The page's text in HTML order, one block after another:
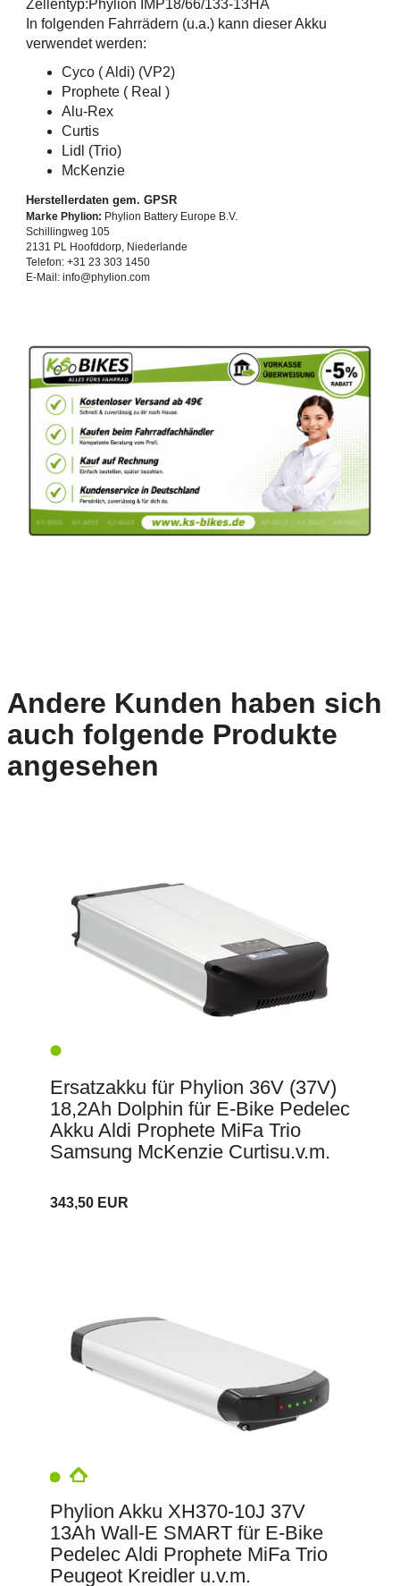
Zellentyp:Phylion IMP18/66/133-13HA
In folgenden Fahrrädern (u.a.) kann dieser Akku
verwendet werden:
Cyco ( Aldi) (VP2)
Prophete ( Real )
Alu-Rex
Curtis
Lidl (Trio)
McKenzie
Herstellerdaten gem. GPSR
Marke Phylion: Phylion Battery Europe B.V.
Schillingweg 105
2131 PL Hoofddorp, Niederlande
Telefon: +31 23 303 1450
E-Mail: info@phylion.com
Andere Kunden haben sich
auch folgende Produkte
angesehen
Ersatzakku für Phylion 36V (37V)
18,2Ah Dolphin für E-Bike Pedelec
Akku Aldi Prophete MiFa Trio
Samsung McKenzie Curtisu.v.m.
343,50 EUR
Phylion Akku XH370-10J 37V
13Ah Wall-E SMART für E-Bike
Pedelec Aldi Prophete MiFa Trio
Peugeot Kreidler u.v.m.